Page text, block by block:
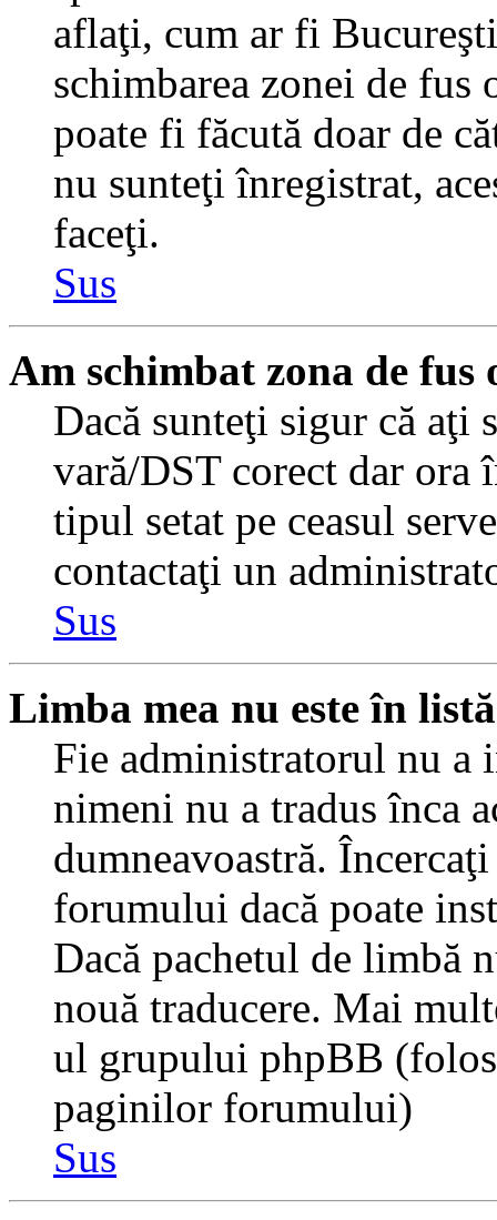
aflaţi, cum ar fi
schimbarea zonei de fus
poate fi făcută doar de
nu sunteţi înregistrat,
faceţi.
Sus
Am schimbat zona de
Dacă sunteţi sigur că aţi
vară/DST corect dar ora
tipul setat pe ceasul
contactaţi un
Sus
Limba mea nu este în
Fie administratorul nu a
nimeni nu a tradus înca
dumneavoastră.
forumului dacă poate
Dacă pachetul de limbă
nouă traducere. Mai
ul grupului phpBB
paginilor forumului)
Sus